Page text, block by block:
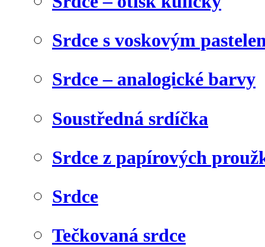
Srdce s voskovým
Srdce – analogické barvy
Soustředná srdíčka
Srdce z papírových
Srdce
Tečkovaná srdce